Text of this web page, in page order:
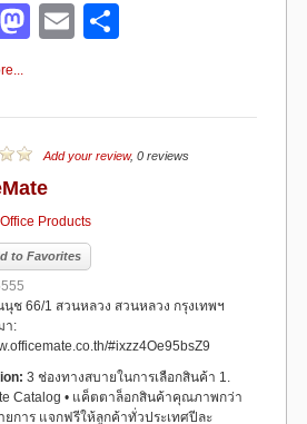
F
M
o
d
o
n
E
e
Add your review, 0 reviews
Office Products
to Favorites
ช 66/1 สวนหลวง สวนหลวง กรุงเทพฯ
า:
#ixzz4Oe95bsZ9
3 ช่องทางสบายในการเลือกสินค้า 1.
Catalog • แค็ตตาล็อกสินค้าคุณภาพกว่า
ยการ แจกฟรีให้ลูกค้าทั่วประเทศปีละ